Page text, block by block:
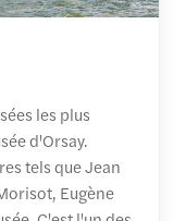
les plus
d'Orsay.
tels que Jean
Eugène